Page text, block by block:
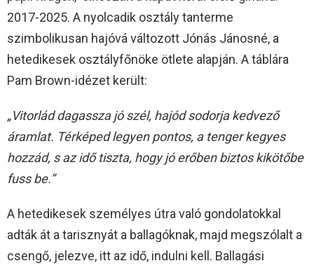
2017-2025. A nyolcadik osztály tanterme
szimbolikusan hajóvá változott Jónás Jánosné, a
hetedikesek osztályfőnöke ötlete alapján. A táblára
Pam Brown-idézet került:
„Vitorlád dagassza jó szél, hajód sodorja kedvező
áramlat. Térképed legyen pontos, a tenger kegyes
hozzád, s az idő tiszta, hogy jó erőben biztos kikötőbe
fuss be.”
A hetedikesek személyes útra való gondolatokkal
adták át a tarisznyát a ballagóknak, majd megszólalt a
csengő, jelezve, itt az idő, indulni kell. Ballagási